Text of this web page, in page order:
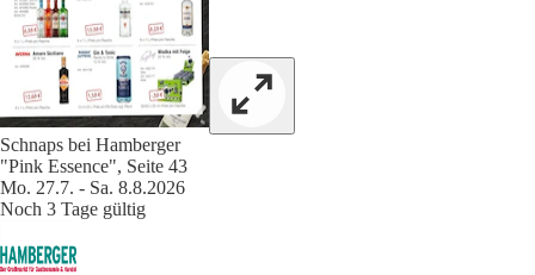
Schnaps bei Hamberger
"Pink Essence", Seite 43
Mo. 27.7. - Sa. 8.8.2026
Noch 3 Tage gültig